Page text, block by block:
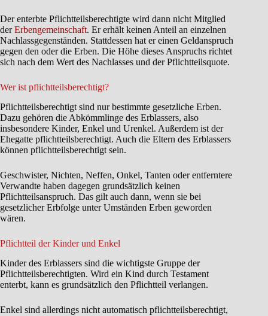
Der enterbte Pflichtteilsberechtigte wird dann nicht Mitglied
derErbengemeinschaft. Er erhält keinen Anteil an einzelnen
Nachlassgegenständen. Stattdessen hat er einen Geldanspruch
gegen den oder die Erben. Die Höhe dieses Anspruchs richtet
sich nach dem Wert des Nachlasses und der Pflichtteilsquote.
Wer ist pflichtteilsberechtigt?
Pflichtteilsberechtigt sind nur bestimmte gesetzliche Erben.
Dazu gehören die Abkömmlinge des Erblassers, also
insbesondere Kinder, Enkel und Urenkel. Außerdem ist der
Ehegatte pflichtteilsberechtigt. Auch die Eltern des Erblassers
können pflichtteilsberechtigt sein.
Geschwister, Nichten, Neffen, Onkel, Tanten oder entferntere
Verwandte haben dagegen grundsätzlich keinen
Pflichtteilsanspruch. Das gilt auch dann, wenn sie bei
gesetzlicher Erbfolge unter Umständen Erben geworden
wären.
Pflichtteil der Kinder und Enkel
Kinder des Erblassers sind die wichtigste Gruppe der
Pflichtteilsberechtigten. Wird ein Kind durch Testament
enterbt, kann es grundsätzlich den Pflichtteil verlangen.
Enkel sind allerdings nicht automatisch pflichtteilsberechtigt,